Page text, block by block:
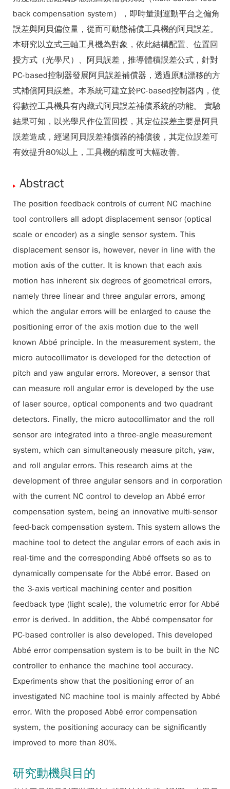
back compensation system），即時量測運動平台之偏角
誤差與阿貝偏位量，從而可動態補償工具機的阿貝誤差。
本研究以立式三軸工具機為對象，依此結構配置、位置回
授方式（光學尺）、阿貝誤差，推導體積誤差公式，針對
PC-based控制器發展阿貝誤差補償器，透過原點漂移的方
式補償阿貝誤差。本系統可建立於PC-based控制器內，使
得數控工具機具有內藏式阿貝誤差補償系統的功能。 實驗
結果可知，以光學尺作位置回授，其定位誤差主要是阿貝
誤差造成，經過阿貝誤差補償器的補償後，其定位誤差可
有效提升80%以上，工具機的精度可大幅改善。
Abstract
The position feedback controls of current NC machine
tool controllers all adopt displacement sensor (optical
scale or encoder) as a single sensor system. This
displacement sensor is, however, never in line with the
motion axis of the cutter. It is known that each axis
motion has inherent six degrees of geometrical errors,
namely three linear and three angular errors, among
which the angular errors will be enlarged to cause the
positioning error of the axis motion due to the well
known Abbé principle. In the measurement system, the
micro autocollimator is developed for the detection of
pitch and yaw angular errors. Moreover, a sensor that
can measure roll angular error is developed by the use
of laser source, optical components and two quadrant
detectors. Finally, the micro autocollimator and the roll
sensor are integrated into a three-angle measurement
system, which can simultaneously measure pitch, yaw,
and roll angular errors. This research aims at the
development of three angular sensors and in corporation
with the current NC control to develop an Abbé error
compensation system, being an innovative multi-sensor
feed-back compensation system. This system allows the
machine tool to detect the angular errors of each axis in
real-time and the corresponding Abbé offsets so as to
dynamically compensate for the Abbé error. Based on
the 3-axis vertical machining center and position
feedback type (light scale), the volumetric error for Abbé
error is derived. In addition, the Abbé compensator for
PC-based controller is also developed. This developed
Abbé error compensation system is to be built in the NC
controller to enhance the machine tool accuracy.
Experiments show that the positioning error of an
investigated NC machine tool is mainly affected by Abbé
error. With the proposed Abbé error compensation
system, the positioning accuracy can be significantly
improved to more than 80%.
研究動機與目的